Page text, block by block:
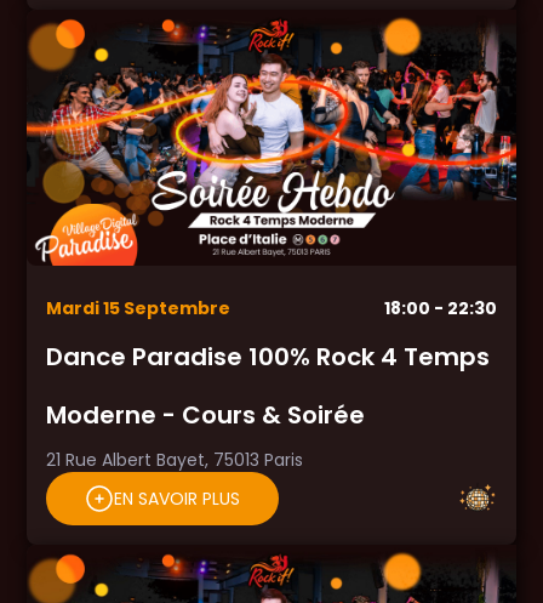
Mardi15 Septembre 18:00 - 22:30
Dance Paradise 100% Rock 4 Temps
Moderne - Cours & Soirée
21 Rue Albert Bayet, 75013 Paris
EN SAVOIR PLUS